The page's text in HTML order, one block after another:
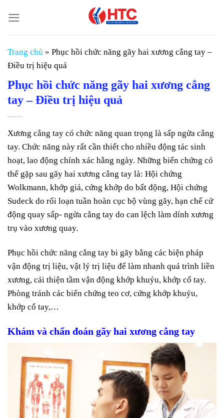
đến
nội
dung
Trang chủ » Phục hồi chức năng gãy hai xương cẳng tay –
Điều trị hiệu quả
Phục hồi chức năng gãy hai xương cẳng
tay – Điều trị hiệu quả
Xương cẳng tay có chức năng quan trọng là sấp ngửa cẳng
tay. Chức năng này rất cần thiết cho nhiều động tác sinh
hoạt, lao động chính xác hằng ngày. Những biến chứng có
thể gặp sau gãy hai xương cẳng tay là: Hội chứng
Wolkmann, khớp giả, cứng khớp do bất động, Hội chứng
Sudeck do rối loạn tuần hoàn cục bộ vùng gãy, hạn chế cử
động quay sấp- ngửa cẳng tay do can lệch làm dính xương
trụ vào xương quay.
Phục hồi chức năng cẳng tay bi gãy bằng các biện pháp
vận động trị liệu, vật lý trị liệu để làm nhanh quá trình liền
xương, cải thiện tầm vận động khớp khuỷu, khớp cổ tay.
Phòng tránh các biến chứng teo cơ, cứng khớp khuỷu,
khớp cổ tay,…
Khám và chẩn đoán gãy hai xương cẳng tay